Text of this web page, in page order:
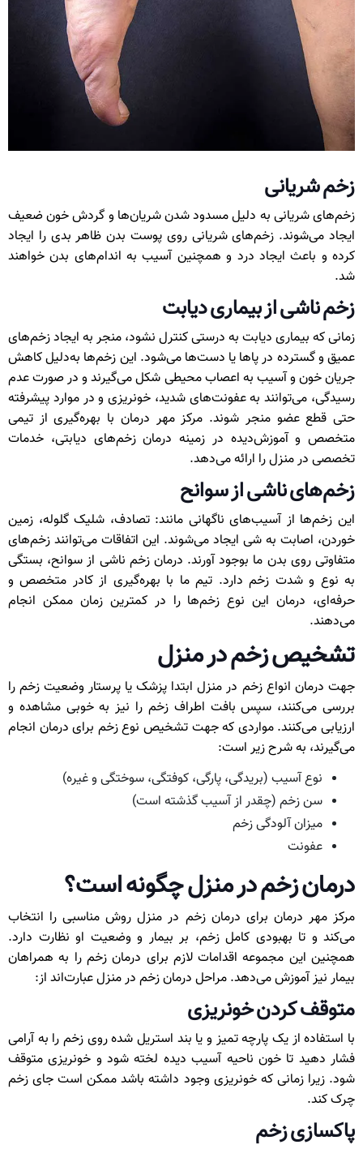
زخم شریانی
زخم‌های شریانی به دلیل مسدود شدن شریان‌ها و گردش خون ضعیف
ایجاد می‌شوند. زخم‌های شریانی روی پوست بدن ظاهر بدی را ایجاد
کرده و باعث ایجاد درد و همچنین آسیب به اندام‌های بدن خواهند
شد.
زخم ناشی از بیماری دیابت
زمانی که بیماری دیابت به‌ درستی کنترل نشود، منجر به ایجاد زخم‌های
عمیق و گسترده در پاها یا دست‌ها می‌شود. این زخم‌ها به‌دلیل کاهش
جریان خون و آسیب به اعصاب محیطی شکل می‌گیرند و در صورت عدم
رسیدگی، می‌توانند به عفونت‌های شدید، خونریزی و در موارد پیشرفته
حتی قطع عضو منجر شوند. مرکز مهر درمان با بهره‌گیری از تیمی
متخصص و آموزش‌دیده در زمینه درمان زخم‌های دیابتی، خدمات
تخصصی در منزل را ارائه می‌دهد.
زخم‌های ناشی از سوانح
این زخم‌ها از آسیب‌های ناگهانی مانند: تصادف، شلیک گلوله، زمین
خوردن، اصابت به شی ایجاد می‌شوند. این اتفاقات می‌توانند زخم‌های
متفاوتی روی بدن ما بوجود آورند. درمان زخم ناشی از سوانح، بستگی
به نوع و شدت زخم دارد. تیم ما با بهره‌گیری از کادر متخصص و
حرفه‌ای، درمان این نوع زخم‌ها را در کمترین زمان ممکن انجام
می‌دهند.
تشخیص زخم در منزل
جهت درمان انواع زخم در منزل ابتدا پزشک یا پرستار وضعیت زخم را
بررسی می‌کنند، سپس بافت اطراف زخم را نیز به خوبی مشاهده و
ارزیابی می‌کنند. مواردی که جهت تشخیص نوع زخم برای درمان انجام
می‌گیرند، به شرح زیر است:
نوع آسیب (بریدگی، پارگی، کوفتگی، سوختگی و غیره)
سن زخم (چقدر از آسیب گذشته است)
میزان آلودگی زخم
عفونت
درمان زخم در منزل چگونه است؟
مرکز مهر درمان برای درمان‌ زخم در منزل روش مناسبی را انتخاب
می‌کند و تا بهبودی کامل زخم، بر بیمار و وضعیت او نظارت دارد.
همچنین این مجموعه اقدامات لازم برای درمان زخم را به همراهان
بیمار نیز آموزش می‌دهد. مراحل درمان زخم در منزل عبارت‌اند از:
متوقف کردن خونریزی
با استفاده از یک پارچه تمیز و یا بند استریل شده روی زخم را به آرامی
فشار دهید تا خون ناحیه آسیب دیده لخته شود و خونریزی متوقف
شود. زیرا زمانی که خونریزی وجود داشته باشد ممکن است جای زخم
چرک کند.
پاکسازی زخم